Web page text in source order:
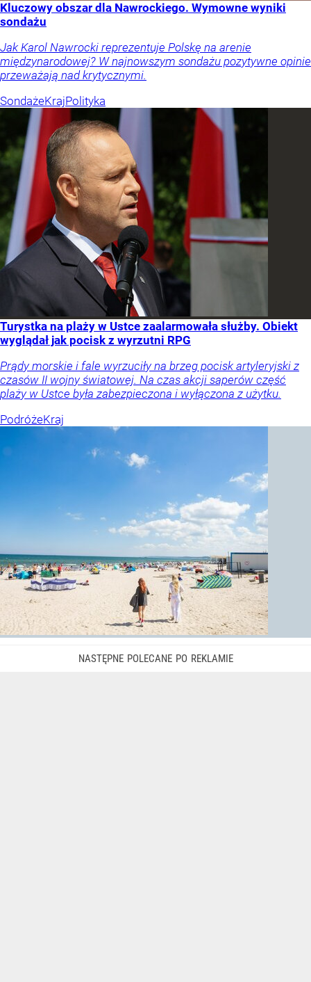
Kluczowy obszar dla Nawrockiego. Wymowne wyniki
sondażu
Jak Karol Nawrocki reprezentuje Polskę na arenie
międzynarodowej? W najnowszym sondażu pozytywne opinie
przeważają nad krytycznymi.
SondażeKrajPolityka
Turystka na plaży w Ustce zaalarmowała służby. Obiekt
wyglądał jak pocisk z wyrzutni RPG
Prądy morskie i fale wyrzuciły na brzeg pocisk artyleryjski z
czasów II wojny światowej. Na czas akcji saperów część
plaży w Ustce była zabezpieczona i wyłączona z użytku.
PodróżeKraj